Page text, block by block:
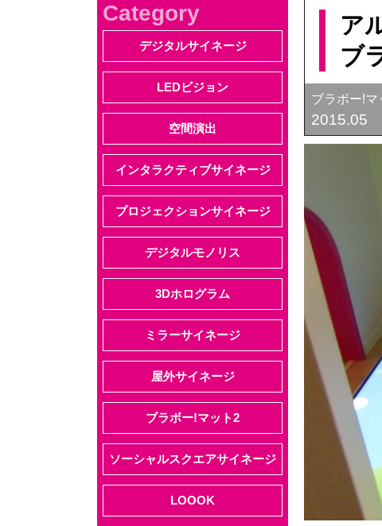
Category
デジタルサイネージ
LEDビジョン
空間演出
インタラクティブサイネージ
プロジェクションサイネージ
デジタルモノリス
3Dホログラム
ミラーサイネージ
屋外サイネージ
ブラボー!マット2
ソーシャルスクエアサイネージ
LOOOK
ア
ブ
ブラボー!マ
2015.05